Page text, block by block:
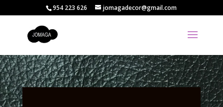
954 223 626 jomagadecor@gmail.com